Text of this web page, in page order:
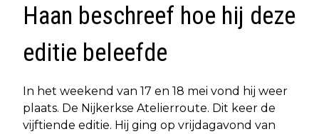
Haan beschreef hoe hij deze
editie beleefde
In het weekend van 17 en 18 mei vond hij weer
plaats. De Nijkerkse Atelierroute. Dit keer de
vijftiende editie. Hij ging op vrijdagavond van